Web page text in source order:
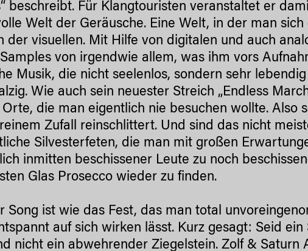
beschreibt. Für Klangtouristen veranstaltet er
Welt der Geräusche. Eine Welt, in der man
der visuellen. Mit Hilfe von digitalen und auch
von irgendwie allem, was ihm vors
Musik, die nicht seelenlos, sondern sehr
Wie auch sein neuester Streich „Endless
die man eigentlich nie besuchen wollte. Also
Zufall reinschlittert. Und sind das nicht
Silvesterfeten, die man mit großen
inmitten beschissener Leute zu noch
Glas Prosecco wieder zu finden.
Song ist wie das Fest, das man total
auf sich wirken lässt. Kurz gesagt: Seid
nicht ein abwehrender Ziegelstein. Zolf & Saturn